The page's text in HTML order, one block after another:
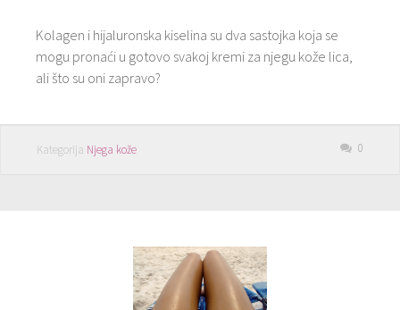
Kolagen i hijaluronska kiselina su dva sastojka koja se
mogu pronaći u gotovo svakoj kremi za njegu kože lica,
ali što su oni zapravo?
Kategorija Njega kože 0